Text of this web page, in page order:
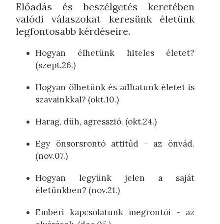
Előadás és beszélgetés keretében
valódi válaszokat keresünk életünk
legfontosabb kérdéseire.
Hogyan élhetünk hiteles életet?
(szept.26.)
Hogyan ölhetünk és adhatunk életet is
szavainkkal? (okt.10.)
Harag, düh, agresszió. (okt.24.)
Egy önsorsrontó attitűd - az önvád.
(nov.07.)
Hogyan legyünk jelen a saját
életünkben? (nov.21.)
Emberi kapcsolatunk megrontói - az